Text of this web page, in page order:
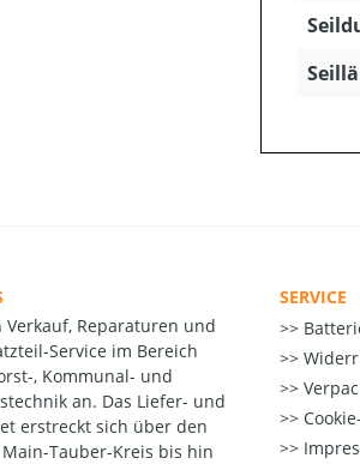
Reparaturen und
Service im Bereich
, Kommunal- und
an. Das Liefer- und
erstreckt sich über den
Tauber-Kreis bis hin
SERVICE